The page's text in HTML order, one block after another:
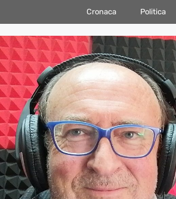
Cronaca Politica